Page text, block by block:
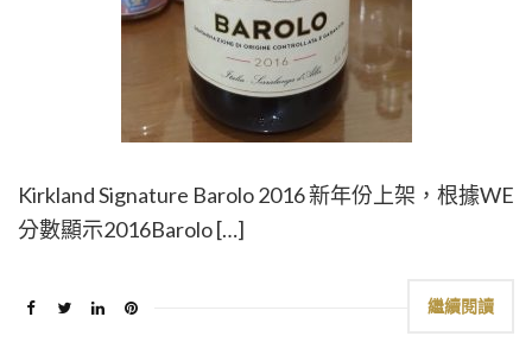
Kirkland Signature Barolo 2016 新年份上架，根據WE
分數顯示2016Barolo […]
繼續閱讀